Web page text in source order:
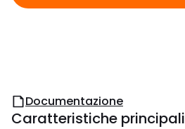
Documentazione
Caratteristiche principali